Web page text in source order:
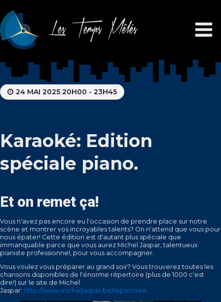
Les Temps Mêlés
24 MAI 2025 20H00 - 23H45
Karaoké: Edition
spéciale piano.
Et on remet ça!
Vous n'avez pas encore eu l'occasion de prendre place sur notre
scène et montrer vos incroyables talents? On n'attend que vous pour
nous épater! Cette édition est d'autant plus spéciale que
immanquable parce que vous aurez Michel Jaspar, talentueux
pianiste professionnel, pour vous accompagner.
Vous voulez vous préparer au grand soir? Vous trouverez toutes les
chansons disponibles de l'énorme répertoire (plus de 1000 c'est
dire!) sur le site de Michel
Jaspar: http://www.micheljaspar.be/repertoire.